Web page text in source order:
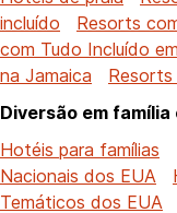
incluído
Resorts
com Tudo Incluído
na Jamaica
Resorts
Diversão em
Hotéis para famílias
Nacionais dos EUA
Temáticos dos EUA